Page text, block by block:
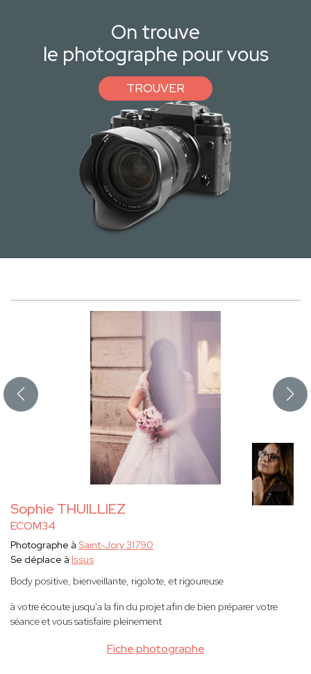
On trouve
le photographe pour vous
TROUVER
Sophie THUILLIEZ
ECOM34
Fiche photographe
Photographe à Saint-Jory 31790
Se déplace à Issus
Body positive, bienveillante, rigolote, et rigoureuse
à votre écoute jusqu'a la fin du projet afin de bien préparer votre
séance et vous satisfaire pleinement